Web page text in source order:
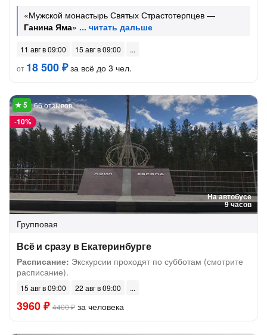
«Мужской монастырь Святых Страстотерпцев —
Ганина Яма»
11 авг в 09:00
15 авг в 09:00
от 18 500 ₽за всё до 3 чел.
На автобусе
9 часов
-10%
66 отзывов
Групповая
Всё и сразу в Екатеринбурге
Расписание: Экскурсии проходят по субботам (смотрите
расписание).
15 авг в 09:00 22 авг в 09:00
3960 ₽ 4400 ₽ за человека